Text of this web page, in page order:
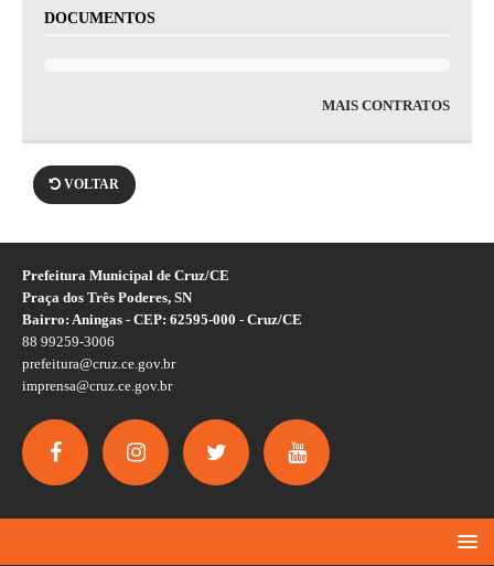
DOCUMENTOS
MAIS CONTRATOS
VOLTAR
Prefeitura Municipal de Cruz/CE
Praça dos Três Poderes, SN
Bairro: Aningas - CEP: 62595-000 - Cruz/CE
88 99259-3006
prefeitura@cruz.ce.gov.br
imprensa@cruz.ce.gov.br